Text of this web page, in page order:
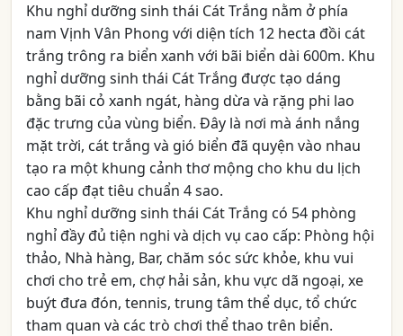
Khu nghỉ dưỡng sinh thái Cát Trắng nằm ở phía
nam Vịnh Vân Phong với diện tích 12 hecta đồi cát
trắng trông ra biển xanh với bãi biển dài 600m. Khu
nghỉ dưỡng sinh thái Cát Trắng được tạo dáng
bằng bãi cỏ xanh ngát, hàng dừa và rặng phi lao
đặc trưng của vùng biển. Đây là nơi mà ánh nắng
mặt trời, cát trắng và gió biển đã quyện vào nhau
tạo ra một khung cảnh thơ mộng cho khu du lịch
cao cấp đạt tiêu chuẩn 4 sao.
Khu nghỉ dưỡng sinh thái Cát Trắng có 54 phòng
nghỉ đầy đủ tiện nghi và dịch vụ cao cấp: Phòng hội
thảo, Nhà hàng, Bar, chăm sóc sức khỏe, khu vui
chơi cho trẻ em, chợ hải sản, khu vực dã ngoại, xe
buýt đưa đón, tennis, trung tâm thể dục, tổ chức
tham quan và các trò chơi thể thao trên biển.